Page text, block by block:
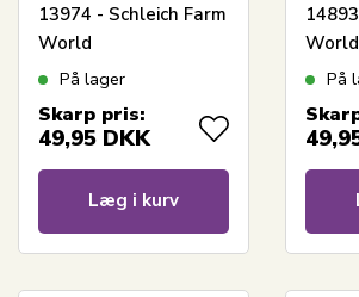
13974 - Schleich Farm
World
På lager
Skarp pris:
49,95 DKK
Læg i kurv
World
På